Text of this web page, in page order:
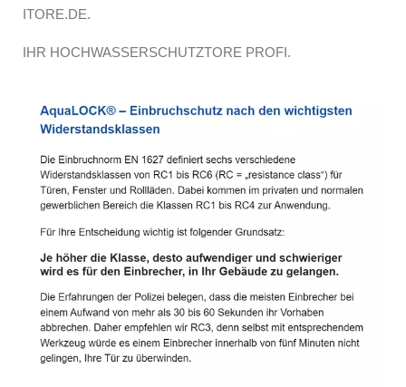
ITORE.DE.
IHR HOCHWASSERSCHUTZTORE PROFI.